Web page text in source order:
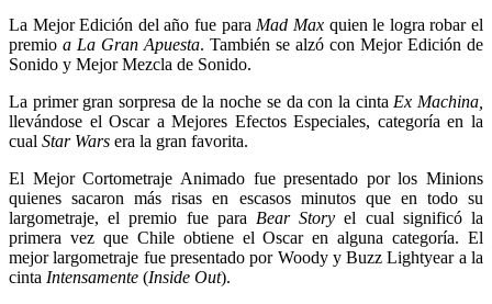
La Mejor Edición del año fue para Mad Maxquien le logra robar el
premio a La Gran Apuesta. También se alzó con Mejor Edición de
Sonido y Mejor Mezcla de Sonido.
La primer gran sorpresa de la noche se da con la cinta Ex Machina,
llevándose el Oscar a Mejores Efectos Especiales, categoría en la
cual Star Wars era la gran favorita.
El Mejor Cortometraje Animado fue presentado por los Minions
quienes sacaron más risas en escasos minutos que en todo su
largometraje, el premio fue para Bear Story el cual significó la
primera vez que Chile obtiene el Oscar en alguna categoría. El
mejor largometraje fue presentado por Woody y Buzz Lightyear a la
cinta Intensamente (Inside Out).